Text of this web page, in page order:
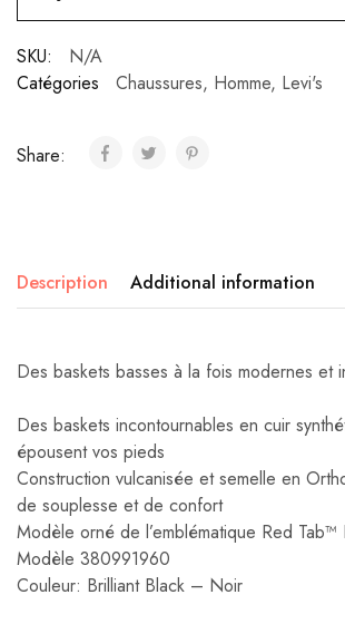
SKU:
N/A
Catégories
Chaussures, Homme, Levi's
Share:
Description Additional information
Des baskets basses à la fois modernes et
Des baskets incontournables en cuir
épousent vos pieds
Construction vulcanisée et semelle en
de souplesse et de confort
Modèle orné de l’emblématique Red Tab™
Modèle 380991960
Couleur: Brilliant Black – Noir